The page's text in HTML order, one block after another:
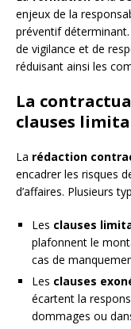
enjeux de la
préventif
de vigilance et de
réduisant ainsi les
La
clauses
La rédaction
encadrer les risques
d’affaires. Plusieurs
Les clauses
plafonnent le
cas de
Les clauses
écartent la
dommages ou